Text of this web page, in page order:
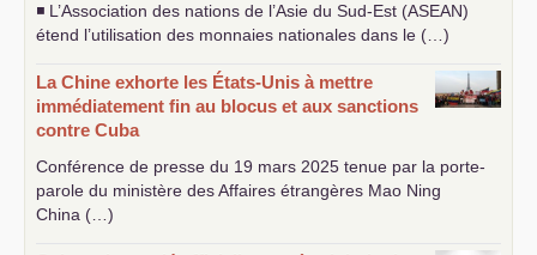
◾ L’Association des nations de l’Asie du Sud-Est (ASEAN)
étend l’utilisation des monnaies nationales dans le (…)
La Chine exhorte les États-Unis à mettre
immédiatement fin au blocus et aux sanctions
contre Cuba
Conférence de presse du 19 mars 2025 tenue par la porte-
parole du ministère des Affaires étrangères Mao Ning
China (…)